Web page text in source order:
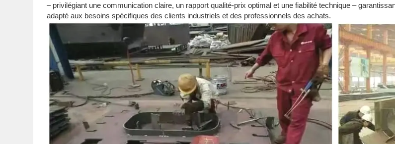
– privilégiant une communication claire, un rapport qualité-prix optimal et une fiabilité technique –
adapté aux besoins spécifiques des clients industriels et des professionnels des achats.